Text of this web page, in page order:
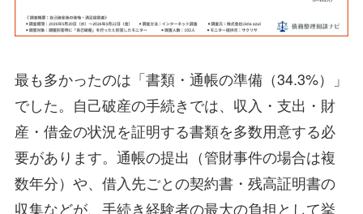
最も多かったのは「書類・通帳の準備（34.3%）」
でした。自己破産の手続きでは、収入・支出・財
産・借金の状況を証明する書類を多数用意する必
要があります。通帳の提出（管財事件の場合は複
数年分）や、借入先ごとの契約書・残高証明書の
収集などが、手続き経験者の最大の負担として挙